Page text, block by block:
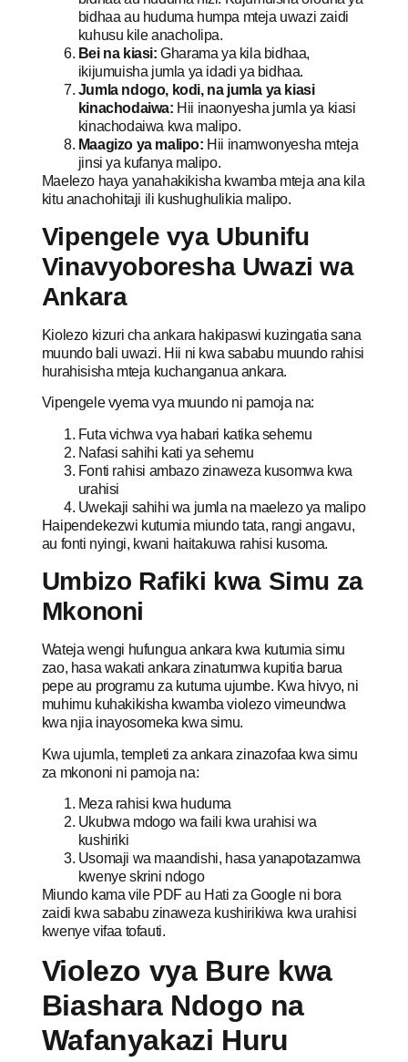
bidhaa au huduma humpa mteja uwazi zaidi
kuhusu kile anacholipa.
Bei na kiasi: Gharama ya kila bidhaa,
ikijumuisha jumla ya idadi ya bidhaa.
Jumla ndogo, kodi, na jumla ya kiasi
kinachodaiwa: Hii inaonyesha jumla ya kiasi
kinachodaiwa kwa malipo.
Maagizo ya malipo: Hii inamwonyesha mteja
jinsi ya kufanya malipo.
Maelezo haya yanahakikisha kwamba mteja ana kila
kitu anachohitaji ili kushughulikia malipo.
Vipengele vya Ubunifu
Vinavyoboresha Uwazi wa
Ankara
Kiolezo kizuri cha ankara hakipaswi kuzingatia sana
muundo bali uwazi. Hii ni kwa sababu muundo rahisi
hurahisisha mteja kuchanganua ankara.
Vipengele vyema vya muundo ni pamoja na:
Futa vichwa vya habari katika sehemu
Nafasi sahihi kati ya sehemu
Fonti rahisi ambazo zinaweza kusomwa kwa
urahisi
Uwekaji sahihi wa jumla na maelezo ya malipo
Haipendekezwi kutumia miundo tata, rangi angavu,
au fonti nyingi, kwani haitakuwa rahisi kusoma.
Umbizo Rafiki kwa Simu za
Mkononi
Wateja wengi hufungua ankara kwa kutumia simu
zao, hasa wakati ankara zinatumwa kupitia barua
pepe au programu za kutuma ujumbe. Kwa hivyo, ni
muhimu kuhakikisha kwamba violezo vimeundwa
kwa njia inayosomeka kwa simu.
Kwa ujumla, templeti za ankara zinazofaa kwa simu
za mkononi ni pamoja na:
Meza rahisi kwa huduma
Ukubwa mdogo wa faili kwa urahisi wa
kushiriki
Usomaji wa maandishi, hasa yanapotazamwa
kwenye skrini ndogo
Miundo kama vile PDF au Hati za Google ni bora
zaidi kwa sababu zinaweza kushirikiwa kwa urahisi
kwenye vifaa tofauti.
Violezo vya Bure kwa
Biashara Ndogo na
Wafanyakazi Huru